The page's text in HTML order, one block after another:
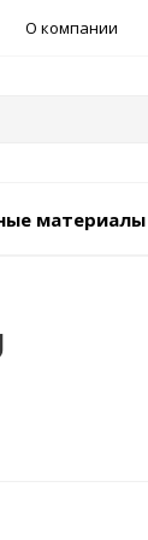
О компании
материалы